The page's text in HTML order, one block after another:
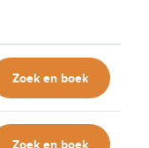
Zoek en boek
Zoek en boek